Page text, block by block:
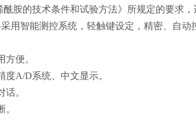
胺的技术条件和试验方法》所规定的要求
用智能测控系统，轻触键设定，精密、自动
方便。
度A/D系统、中文显示。
。